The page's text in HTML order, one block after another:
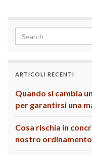
ARTICOLI RECENTI
Quando si cambia
per garantirsi una
Cosa rischia in
nostro